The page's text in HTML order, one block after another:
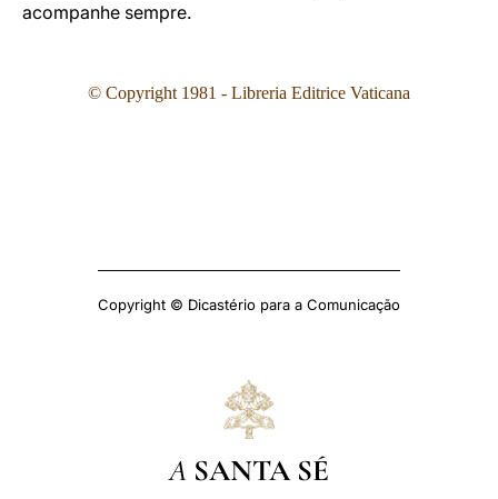
acompanhe sempre.
© Copyright 1981 - Libreria Editrice Vaticana
Copyright © Dicastério para a Comunicação
A SANTA SÉ